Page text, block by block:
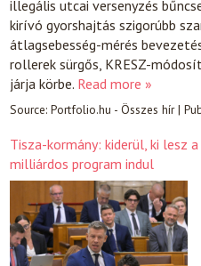
illegális utcai versenyzés
kirívó gyorshajtás szigorúbb
átlagsebesség-mérés
rollerek sürgős, KRESZ-
járja körbe. Read more »
Source:Portfolio.hu - Összes hír|
Tisza-kormány: kiderül, ki lesz
milliárdos program indul